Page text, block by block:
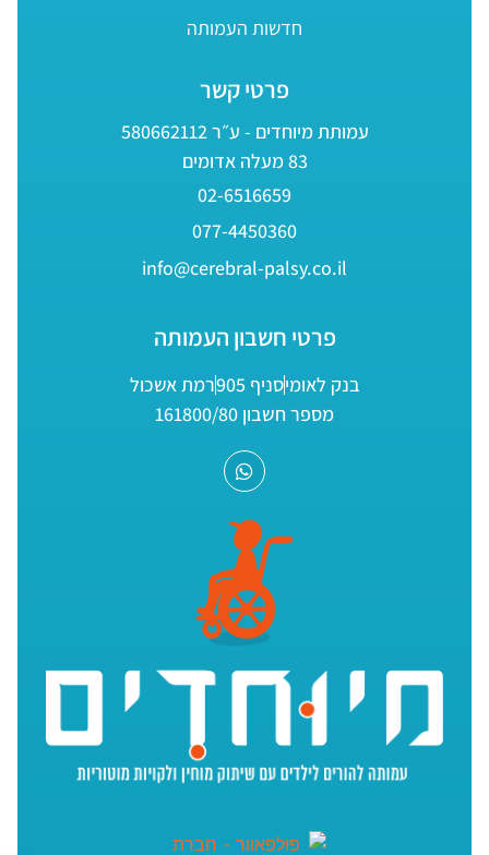
חדשות העמותה
פרטי קשר
עמותת מיוחדים - ע״ר 580662112
83 מעלה אדומים
02-6516659
077-4450360
info@cerebral-palsy.co.il
פרטי חשבון העמותה
בנק לאומיסניף 905
רמת אשכול
מספר חשבון 161800/80